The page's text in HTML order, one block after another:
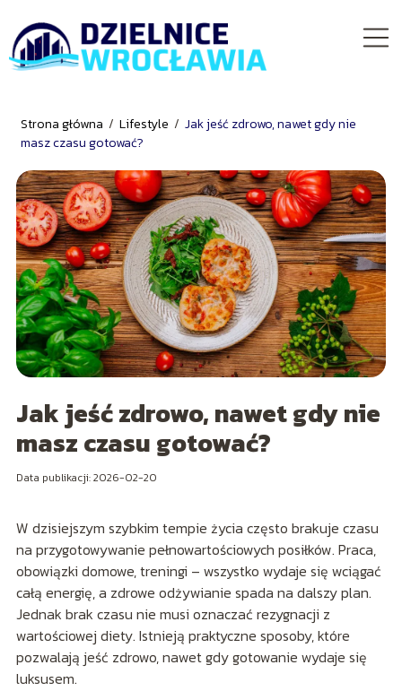
Strona główna / Lifestyle / Jak jeść zdrowo, nawet gdy nie
masz czasu gotować?
Jak jeść zdrowo, nawet gdy nie
masz czasu gotować?
Data publikacji: 2026-02-20
W dzisiejszym szybkim tempie życia często brakuje czasu
na przygotowywanie pełnowartościowych posiłków. Praca,
obowiązki domowe, treningi – wszystko wydaje się wciągać
całą energię, a zdrowe odżywianie spada na dalszy plan.
Jednak brak czasu nie musi oznaczać rezygnacji z
wartościowej diety. Istnieją praktyczne sposoby, które
pozwalają jeść zdrowo, nawet gdy gotowanie wydaje się
luksusem.